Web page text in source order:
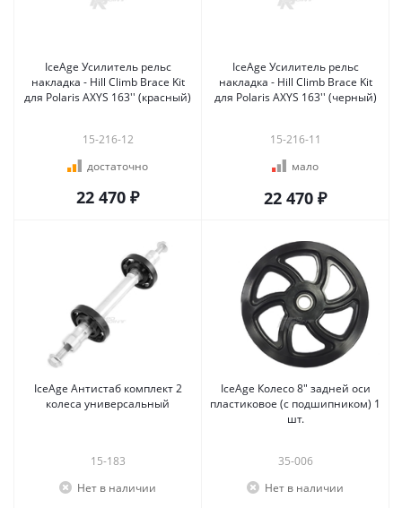
IceAge Усилитель рельс
накладка - Hill Climb Brace Kit
для Polaris AXYS 163'' (красный)
15-216-12
достаточно
22 470 ₽
IceAge Усилитель рельс
накладка - Hill Climb Brace Kit
для Polaris AXYS 163'' (черный)
15-216-11
мало
22 470 ₽
IceAge Антистаб комплект 2
колеса универсальный
15-183
Нет в наличии
IceAge Колесо 8" задней оси
пластиковое (с подшипником) 1
шт.
35-006
Нет в наличии